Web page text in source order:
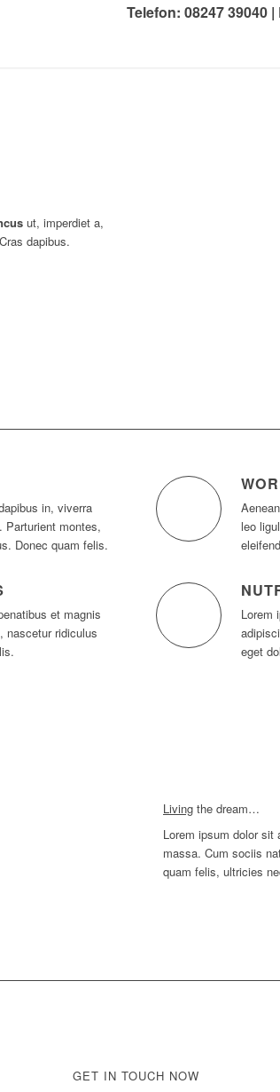
Telefon: 08247 39040 |
ut, imperdiet a,
dapibus.
in, viverra
montes,
Donec quam felis.
leo
et magnis
nascetur ridiculus
Lorem
eget
Living the dream…
Lorem ipsum dolor sit
massa. Cum sociis
quam felis, ultricies
GET IN TOUCH NOW